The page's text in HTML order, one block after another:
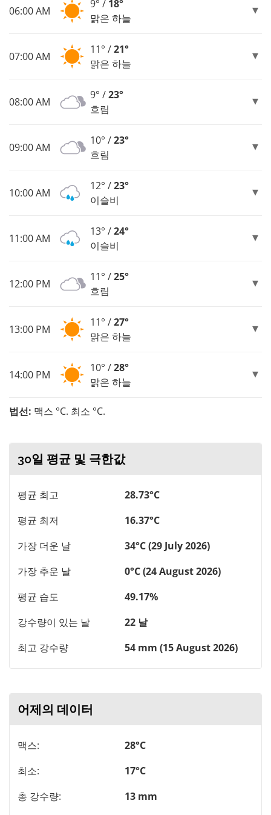
06:00 AM
9° / 18°
맑은 하늘
07:00 AM
11° /21°
맑은 하늘
08:00 AM
9° /23°
흐림
09:00 AM
10° /23°
흐림
10:00 AM
12° /23°
이슬비
11:00 AM
13° /24°
이슬비
12:00 PM
11° /25°
흐림
13:00 PM
11° /27°
맑은 하늘
14:00 PM
10° /28°
맑은 하늘
법선: 맥스 °C. 최소 °C.
30일 평균 및 극한값
평균 최고
28.73°C
평균 최저
16.37°C
가장 더운 날
34°C (29 July 2026)
가장 추운 날
0°C (24 August 2026)
평균 습도
49.17%
강수량이 있는 날
22 날
최고 강수량
54 mm (15 August 2026)
어제의 데이터
맥스:
28°C
최소:
17°C
총 강수량:
13 mm